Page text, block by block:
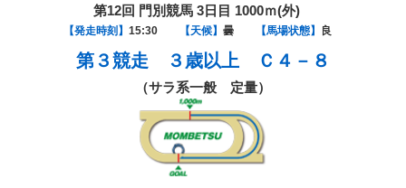
第12回 門別競馬 3日目 1000ｍ(外)
【発走時刻】 15:30 【天候】 曇 【馬場状態】 良
第３競走 ３歳以上 Ｃ４－８
（サラ系一般 定量）